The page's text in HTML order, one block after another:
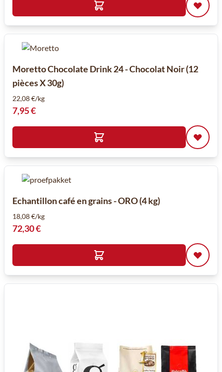
Moretto Chocolate Drink 24 - Chocolat Noir (12
pièces X 30g)
22,08 €/kg
7,95 €
Echantillon café en grains - ORO (4 kg)
18,08 €/kg
72,30 €